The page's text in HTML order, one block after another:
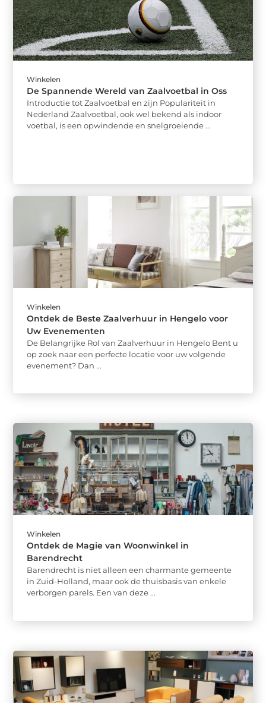
Winkelen
De Spannende Wereld van Zaalvoetbal in Oss
Introductie tot Zaalvoetbal en zijn Populariteit in
Nederland Zaalvoetbal, ook wel bekend als indoor
voetbal, is een opwindende en snelgroeiende ...
Winkelen
Ontdek de Beste Zaalverhuur in Hengelo voor
Uw Evenementen
De Belangrijke Rol van Zaalverhuur in Hengelo Bent u
op zoek naar een perfecte locatie voor uw volgende
evenement? Dan ...
Winkelen
Ontdek de Magie van Woonwinkel in
Barendrecht
Barendrecht is niet alleen een charmante gemeente
in Zuid-Holland, maar ook de thuisbasis van enkele
verborgen parels. Een van deze ...